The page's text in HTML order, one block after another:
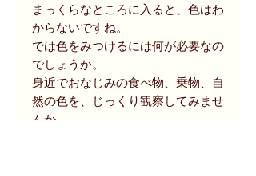
まっくらなところに入ると、色はわ
からないですね。
では色をみつけるには何が必要なの
でしょうか。
身近でおなじみの食べ物、乗物、自
然の色を、じっくり観察してみませ
んか。